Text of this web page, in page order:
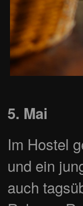
5. Mai
Im Hostel
und ein
auch